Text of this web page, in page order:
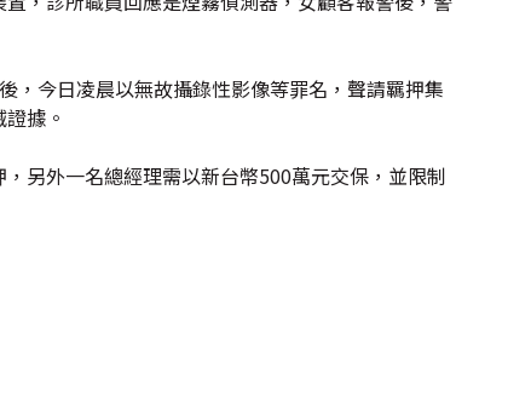
，今日凌晨以無故攝錄性影像等罪名，聲請羈押集
據。
另外一名總經理需以新台幣500萬元交保，並限制